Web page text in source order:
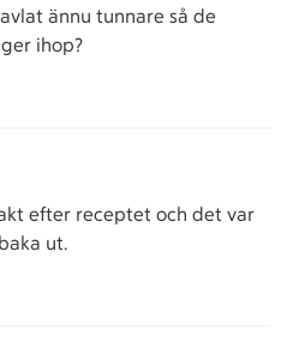
ännu tunnare så de
ihop?
efter receptet och det var
ut.